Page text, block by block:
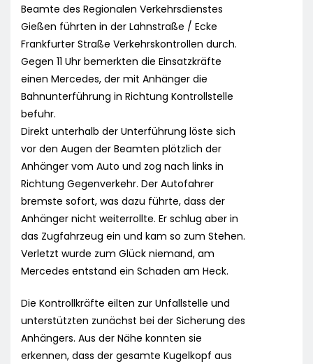
Beamte des Regionalen Verkehrsdienstes
Gießen führten in der Lahnstraße / Ecke
Frankfurter Straße Verkehrskontrollen durch.
Gegen 11 Uhr bemerkten die Einsatzkräfte
einen Mercedes, der mit Anhänger die
Bahnunterführung in Richtung Kontrollstelle
befuhr.
Direkt unterhalb der Unterführung löste sich
vor den Augen der Beamten plötzlich der
Anhänger vom Auto und zog nach links in
Richtung Gegenverkehr. Der Autofahrer
bremste sofort, was dazu führte, dass der
Anhänger nicht weiterrollte. Er schlug aber in
das Zugfahrzeug ein und kam so zum Stehen.
Verletzt wurde zum Glück niemand, am
Mercedes entstand ein Schaden am Heck.
Die Kontrollkräfte eilten zur Unfallstelle und
unterstützten zunächst bei der Sicherung des
Anhängers. Aus der Nähe konnten sie
erkennen, dass der gesamte Kugelkopf aus